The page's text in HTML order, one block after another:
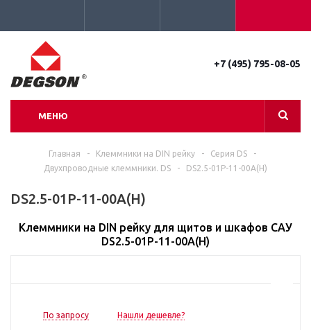
+7 (495) 795-08-05
МЕНЮ
Главная - Клеммники на DIN рейку - Серия DS
-
Двухпроводные клеммники. DS
- DS2.5-01P-11-00A(H)
DS2.5-01P-11-00A(H)
Клеммники на DIN рейку для щитов и шкафов САУ
DS2.5-01P-11-00A(H)
По запросу Нашли дешевле?